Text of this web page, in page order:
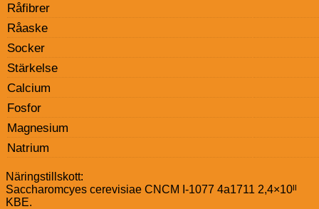
Råfibrer
Råaske
Socker
Stärkelse
Calcium
Fosfor
Magnesium
Natrium
Näringstillskott:
Saccharomcyes cerevisiae CNCM I-1077 4a1711 2,4×10ᴵᴵ
KBE.